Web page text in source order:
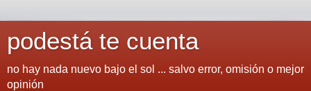
podestá te cuenta
no hay nada nuevo bajo el sol ... salvo error, omisión o mejor
opinión